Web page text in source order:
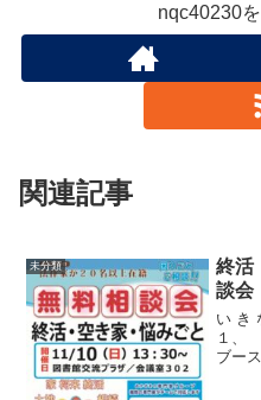
nqc40230
関連記事
未分類
終活
談会
い き
１、
ブー